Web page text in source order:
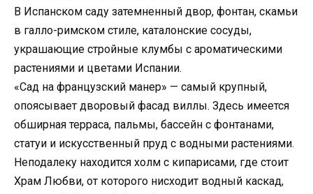
В Испанском саду затемненный двор, фонтан, скамьи
в галло-римском стиле, каталонские сосуды,
украшающие стройные клумбы с ароматическими
растениями и цветами Испании.
«Сад на французский манер» — самый крупный,
опоясывает дворовый фасад виллы. Здесь имеется
обширная терраса, пальмы, бассейн с фонтанами,
статуи и искусственный пруд с водными растениями.
Неподалеку находится холм с кипарисами, где стоит
Храм Любви, от которого нисходит водный каскад,